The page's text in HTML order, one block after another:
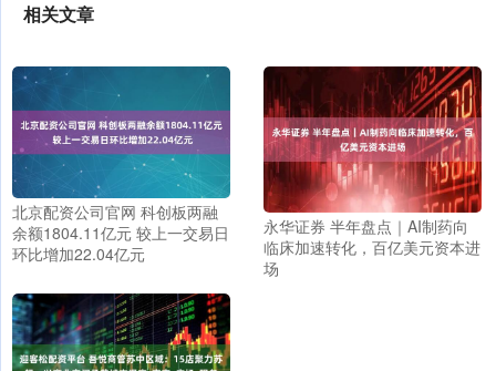
相关文章
北京配资公司官网 科创板两融
余额1804.11亿元 较上一交易日
环比增加22.04亿元
永华证券 半年盘点｜AI制药向
临床加速转化，百亿美元资本进
场